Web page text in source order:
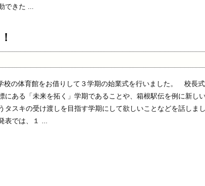
できた ...
の体育館をお借りして３学期の始業式を行いました。 校長
にある「未来を拓く」学期であることや、箱根駅伝を例に新し
タスキの受け渡しを目指す学期にして欲しいことなどを話しまし
では、１ ...